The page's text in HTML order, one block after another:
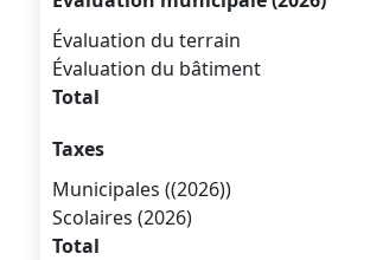
Évaluation du terrain
Évaluation du bâtiment
Total
Taxes
Municipales ((2026))
Scolaires (2026)
Total